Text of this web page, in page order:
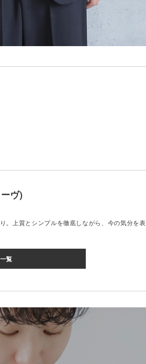
ヴ)
。上質とシンプルを徹底しながら、今の気分を表
覧